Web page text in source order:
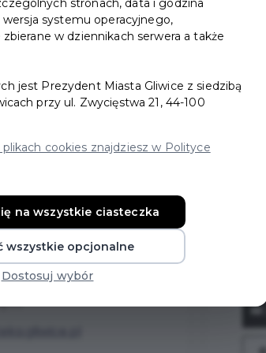
skarpetek”.
bliżej przygody
stare skarpetki, a
losy.
stronach, data i godzina
systemu operacyjnego,
w dziennikach serwera a także
jest Prezydent Miasta Gliwice z siedzibą
przy ul. Zwycięstwa 21, 44-100
cookies znajdziesz w Polityce
na wszystkie ciasteczka
wszystkie opcjonalne
Dostosuj wybór